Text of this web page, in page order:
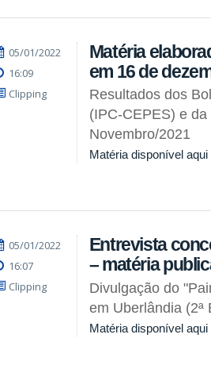
05/01/2022
16:09
Clipping
Matéria
em 16 de
Resultados dos
(IPC-CEPES) e
Novembro/2021
Matéria disponível aqui
05/01/2022
16:07
Clipping
Entrevista
– matéria
Divulgação do
em Uberlândia (2ª
Matéria disponível aqui